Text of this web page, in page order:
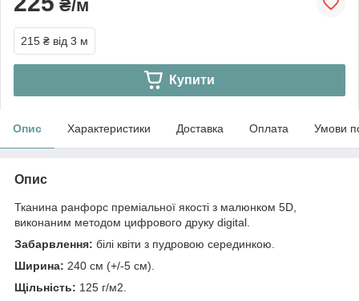
₴/м
215 ₴ від 3 м
Купити
Опис Характеристики Доставка Оплата Умови
Опис
Тканина ранфорс преміальної якості з малюнком 5D,
виконаним методом цифрового друку digital.
Забарвлення: білі квіти з пудровою серединкою.
Ширина: 240 см (+/-5 см).
Щільність: 125 г/м2.